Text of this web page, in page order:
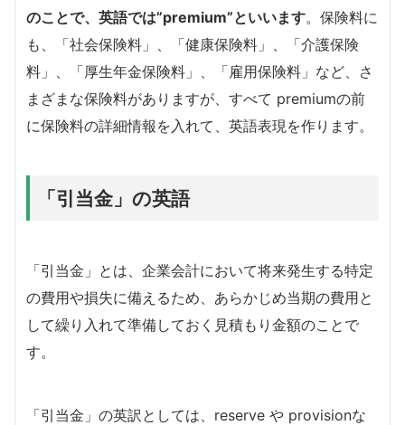
のことで、英語では”premium”といいます。保険料に
も、「社会保険料」、「健康保険料」、「介護保険
料」、「厚生年金保険料」、「雇用保険料」など、さ
まざまな保険料がありますが、すべて premiumの前
に保険料の詳細情報を入れて、英語表現を作ります。
「引当金」の英語
「引当金」とは、企業会計において将来発生する特定
の費用や損失に備えるため、あらかじめ当期の費用と
して繰り入れて準備しておく見積もり金額のことで
す。
「引当金」の英訳としては、reserve や provisionな